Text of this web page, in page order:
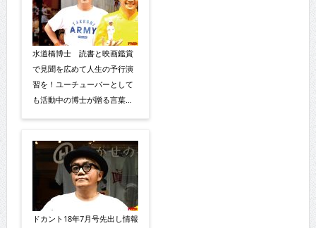
水道橋博士 読書と映画鑑賞
で見聞を広めて人生の予行演
習を！ユーチューバーとして
も活動中の博士が贈る言葉…
ドカント18年7月号先出し情報